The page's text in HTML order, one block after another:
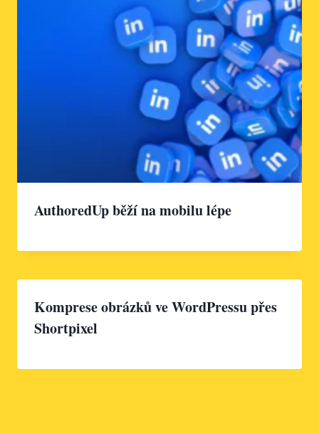
AuthoredUp běží na mobilu lépe
Komprese obrázků ve WordPressu přes
Shortpixel